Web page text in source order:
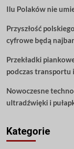
Ilu Polaków nie
Przyszłość
cyfrowe będą
Przekładki
podczas transportu
Nowoczesne
ultradźwięki i
Kategorie